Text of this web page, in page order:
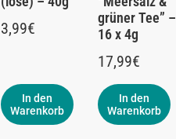
3,99€
In den
Warenkorb
grüner Tee” –
16 x 4g
17,99€
In den
Warenkorb